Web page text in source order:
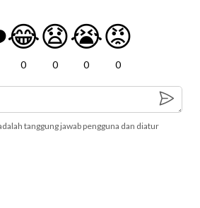
😂
0
😧
0
😭
0
😡
0
tanggung jawab pengguna dan diatur